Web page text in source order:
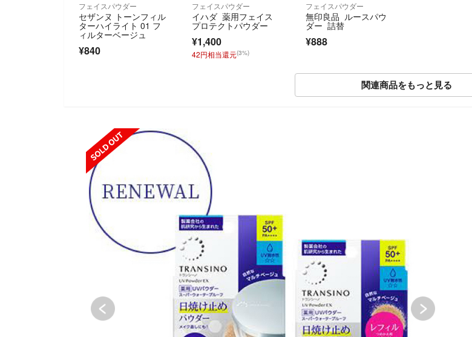
フェイスパウダー
セザンヌ トーンフィル
ターハイライト 01 フ
ィルターベージュ
¥840
フェイスパウダー
イハダ 薬用フェイス
プロテクトパウダー
¥1,400
42円相当還元(3%)
フェイスパウダー
無印良品 ルースパウ
ダー 詰替
¥888
関連商品をもっと見る
SOLD OUT